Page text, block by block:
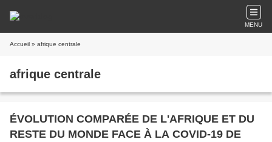
MENU
Accueil » afrique centrale
afrique centrale
ÉVOLUTION COMPARÉE DE L'AFRIQUE ET DU
RESTE DU MONDE FACE À LA COVID-19 DE